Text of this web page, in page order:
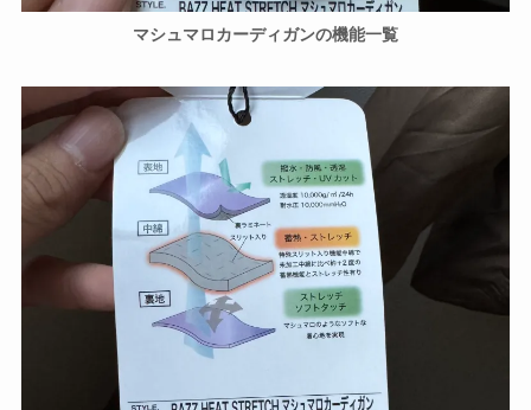
マシュマロカーディガンの機能一覧